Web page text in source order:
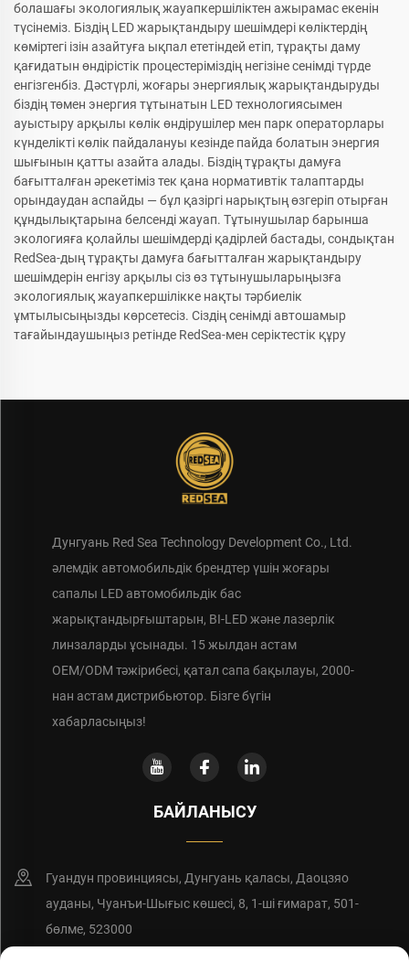
болашағы экологиялық жауапкершіліктен ажырамас екенін
түсінеміз. Біздің LED жарықтандыру шешімдері көліктердің
көміртегі ізін азайтуға ықпал ететіндей етіп, тұрақты даму
қағидатын өндірістік процестеріміздің негізіне сенімді түрде
енгізгенбіз. Дәстүрлі, жоғары энергиялық жарықтандыруды
біздің төмен энергия тұтынатын LED технологиясымен
ауыстыру арқылы көлік өндірушілер мен парк операторлары
күнделікті көлік пайдалануы кезінде пайда болатын энергия
шығынын қатты азайта алады. Біздің тұрақты дамуға
бағытталған әрекетіміз тек қана нормативтік талаптарды
орындаудан аспайды — бұл қазіргі нарықтың өзгеріп отырған
құндылықтарына белсенді жауап. Тұтынушылар барынша
экологияға қолайлы шешімдерді қадірлей бастады, сондықтан
RedSea-дың тұрақты дамуға бағытталған жарықтандыру
шешімдерін енгізу арқылы сіз өз тұтынушыларыңызға
экологиялық жауапкершілікке нақты тәрбиелік
ұмтылысыңызды көрсетесіз. Сіздің сенімді автошамыр
тағайындаушыңыз ретінде RedSea-мен серіктестік құру
Дунгуань Red Sea Technology Development Co., Ltd.
әлемдік автомобильдік брендтер үшін жоғары
сапалы LED автомобильдік бас
жарықтандырғыштарын, BI-LED және лазерлік
линзаларды ұсынады. 15 жылдан астам
OEM/ODM тәжірибесі, қатал сапа бақылауы, 2000-
нан астам дистрибьютор. Бізге бүгін
хабарласыңыз!
БАЙЛАНЫСУ
Гуандун провинциясы, Дунгуань қаласы, Даоцзяо
ауданы, Чуанъи-Шығыс көшесі, 8, 1-ші ғимарат, 501-
бөлме, 523000